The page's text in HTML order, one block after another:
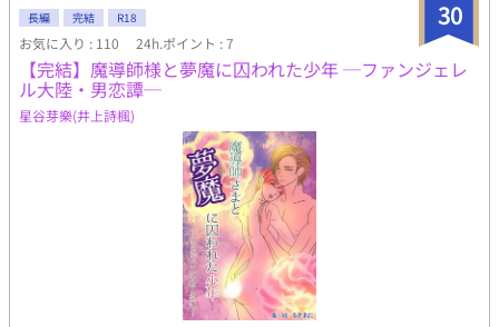
性癖が暴れることもございます。ご了承ください。
30
長編 完結 R18
お気に入り : 110 24h.ポイント : 7
【完結】魔導師様と夢魔に囚われた少年 ─ファンジェレ
ル大陸・男恋譚─
星谷芽樂(井上詩楓)